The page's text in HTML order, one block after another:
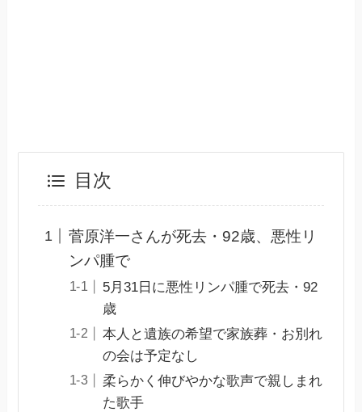
目次
菅原洋一さんが死去・92歳、悪性リ
ンパ腫で
5月31日に悪性リンパ腫で死去・92
歳
本人と遺族の希望で家族葬・お別れ
の会は予定なし
柔らかく伸びやかな歌声で親しまれ
た歌手